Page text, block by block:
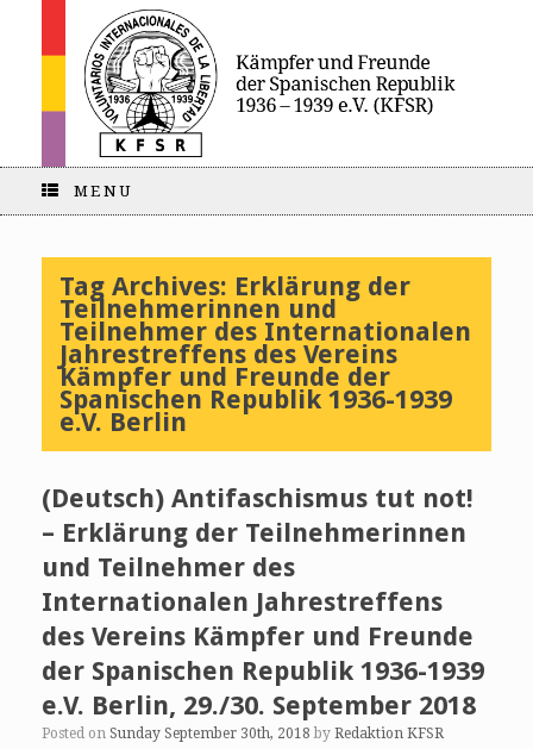
MENU
Tag Archives: Erklärung der
Teilnehmerinnen und
Teilnehmer des Internationalen
Jahrestreffens des Vereins
Kämpfer und Freunde der
Spanischen Republik 1936-1939
e.V. Berlin
(Deutsch) Antifaschismus tut not!
– Erklärung der Teilnehmerinnen
und Teilnehmer des
Internationalen Jahrestreffens
des Vereins Kämpfer und Freunde
der Spanischen Republik 1936-1939
e.V. Berlin, 29./30. September 2018
Posted on Sunday September 30th, 2018 by Redaktion KFSR